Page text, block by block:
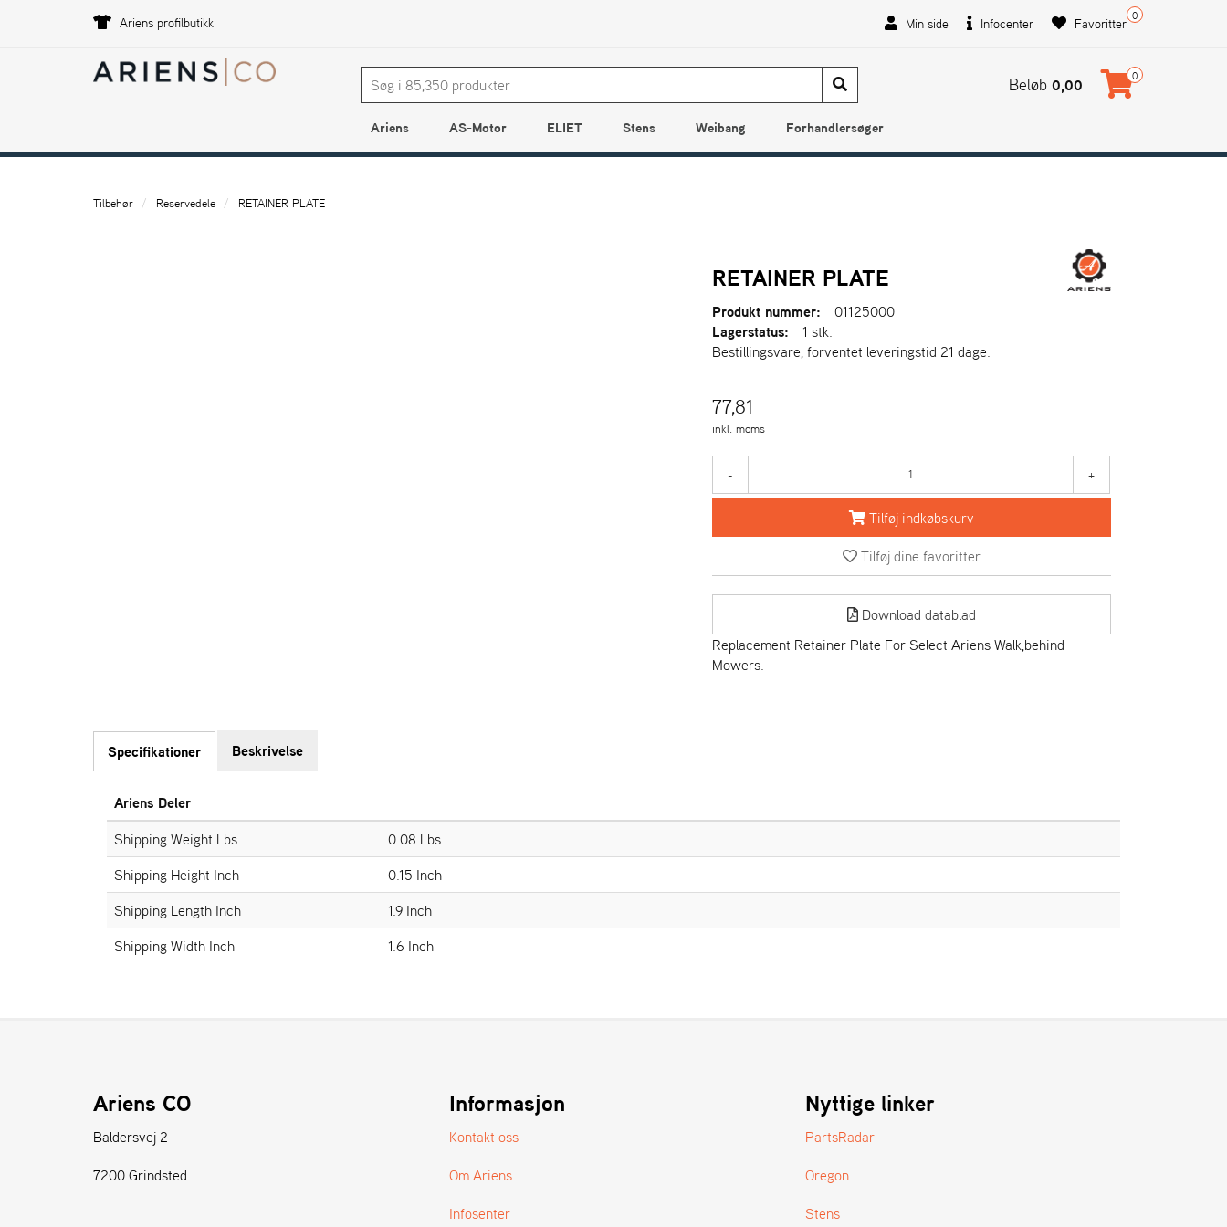
Ariens profilbutikk Min side Infocenter 0
Favoritter
Beløb 0,00 0
Ariens AS-Motor ELIET Stens Weibang Forhandlersøger
Tilbehør Reservedele RETAINER PLATE
RETAINER PLATE
Produkt nummer:
01125000
Lagerstatus:
1 stk.
Bestillingsvare, forventet leveringstid 21 dage.
77,81
inkl. moms
- +
Tilføj indkøbskurv
Tilføj dine favoritter
Download datablad
Replacement Retainer Plate For Select Ariens Walk,behind
Mowers.
Specifikationer Beskrivelse
Ariens Deler
Shipping Weight Lbs
0.08 Lbs
Shipping Height Inch
0.15 Inch
Shipping Length Inch
1.9 Inch
Shipping Width Inch
1.6 Inch
Ariens CO
Baldersvej 2
7200 Grindsted
Informasjon
Kontakt oss
Om Ariens
Infosenter
Nyttige linker
PartsRadar
Oregon
Stens